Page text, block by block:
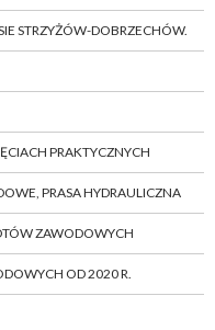
STRZYŻÓW-DOBRZECHÓW.
PRAKTYCZNYCH
PRASA HYDRAULICZNA
ZAWODOWYCH
OD 2020 R.